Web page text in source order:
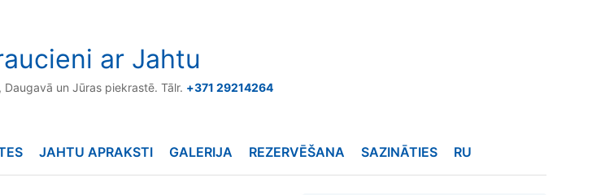
ar Jahtu
un Jūras piekrastē. Tālr. +371 29214264
JAHTU APRAKSTI GALERIJA REZERVĒŠANA SAZINĀTIES RU